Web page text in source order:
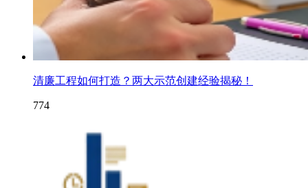
清廉工程如何打造？两大示范创建经验揭秘！
774